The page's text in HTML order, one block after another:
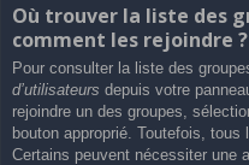
Où trouver la liste des
comment les rejoindre ?
Pour consulter la liste des
d’utilisateurs depuis votre
rejoindre un des groupes,
bouton approprié. Toutefois,
Certains peuvent nécessiter une